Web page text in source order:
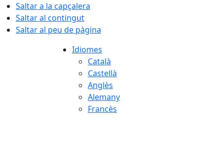
Saltar a la capçalera
Saltar al contingut
Saltar al peu de pàgina
Idiomes
Català
Castellà
Anglès
Alemany
Francès